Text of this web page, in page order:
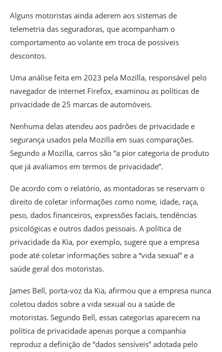
Alguns motoristas ainda aderem aos sistemas de
telemetria das seguradoras, que acompanham o
comportamento ao volante em troca de possíveis
descontos.
Uma análise feita em 2023 pela Mozilla, responsável pelo
navegador de internet Firefox, examinou as políticas de
privacidade de 25 marcas de automóveis.
Nenhuma delas atendeu aos padrões de privacidade e
segurança usados pela Mozilla em suas comparações.
Segundo a Mozilla, carros são “a pior categoria de produto
que já avaliamos em termos de privacidade”.
De acordo com o relatório, as montadoras se reservam o
direito de coletar informações como nome, idade, raça,
peso, dados financeiros, expressões faciais, tendências
psicológicas e outros dados pessoais. A política de
privacidade da Kia, por exemplo, sugere que a empresa
pode até coletar informações sobre a “vida sexual” e a
saúde geral dos motoristas.
James Bell, porta-voz da Kia, afirmou que a empresa nunca
coletou dados sobre a vida sexual ou a saúde de
motoristas. Segundo Bell, essas categorias aparecem na
política de privacidade apenas porque a companhia
reproduz a definição de “dados sensíveis” adotada pelo